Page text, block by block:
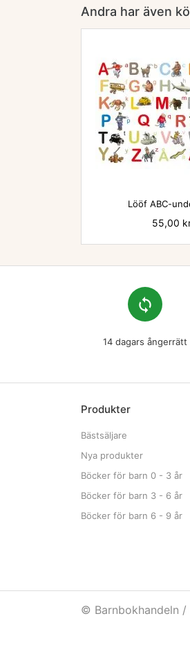
Andra har även

Lööf ABC-
Pris
55,00
loop
14 dagars ångerrätt
Produkter
Bästsäljare
Nya produkter
Böcker för barn 0 - 3 år
Böcker för barn 3 - 6 år
Böcker för barn 6 - 9 år
© Barnbokhandeln /